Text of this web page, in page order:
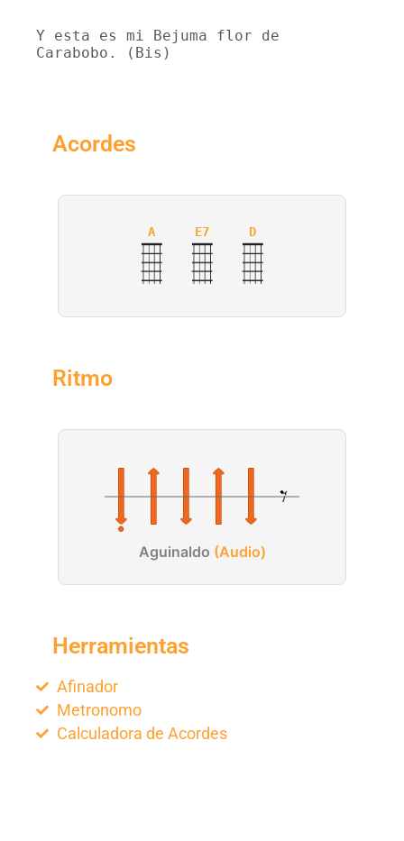
Y esta es mi Bejuma flor de
Carabobo. (Bis)
Acordes
A E7 D
Ritmo
Aguinaldo (Audio)
Herramientas
Afinador
Metronomo
Calculadora de Acordes